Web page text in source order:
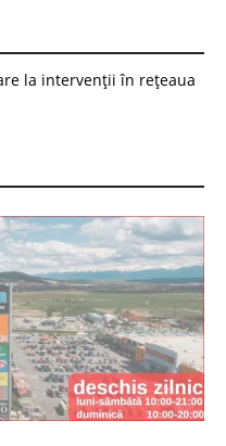
la intervenții în rețeaua